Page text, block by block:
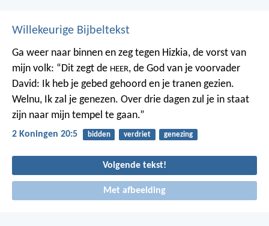
Willekeurige Bijbeltekst
Ga weer naar binnen en zeg tegen Hizkia, de vorst van
mijn volk: “Dit zegt de HEER, de God van je voorvader
David: Ik heb je gebed gehoord en je tranen gezien.
Welnu, Ik zal je genezen. Over drie dagen zul je in staat
zijn naar mijn tempel te gaan.”
2 Koningen 20:5 bidden verdriet genezing
Volgende tekst!
Met afbeelding